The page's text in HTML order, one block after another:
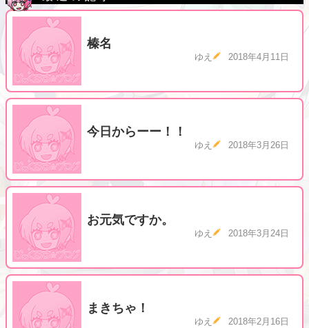
榛名
ゆえ 2018年4月11日
今日からーー！！
ゆえ 2018年3月26日
お元気ですか。
ゆえ 2018年3月24日
まきちゃ！
ゆえ 2018年2月16日